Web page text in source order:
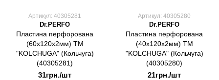
Артикул: 40305281
Dr.PERFO
Пластина перфорована
(60х120х2мм) ТМ
"KOLCHUGA" (Кольчуга)
(40305281)
31грн./шт
Артикул: 40305280
Dr.PERFO
Пластина перфорована
(40х120х2мм) ТМ
"KOLCHUGA" (Кольчуга)
(40305280)
21грн./шт